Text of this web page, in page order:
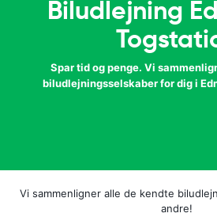
Biludlejning
Spar tid og penge. Vi
biludlejningsselskaber for dig i
Vi sammenligner alle de kendte
andre!